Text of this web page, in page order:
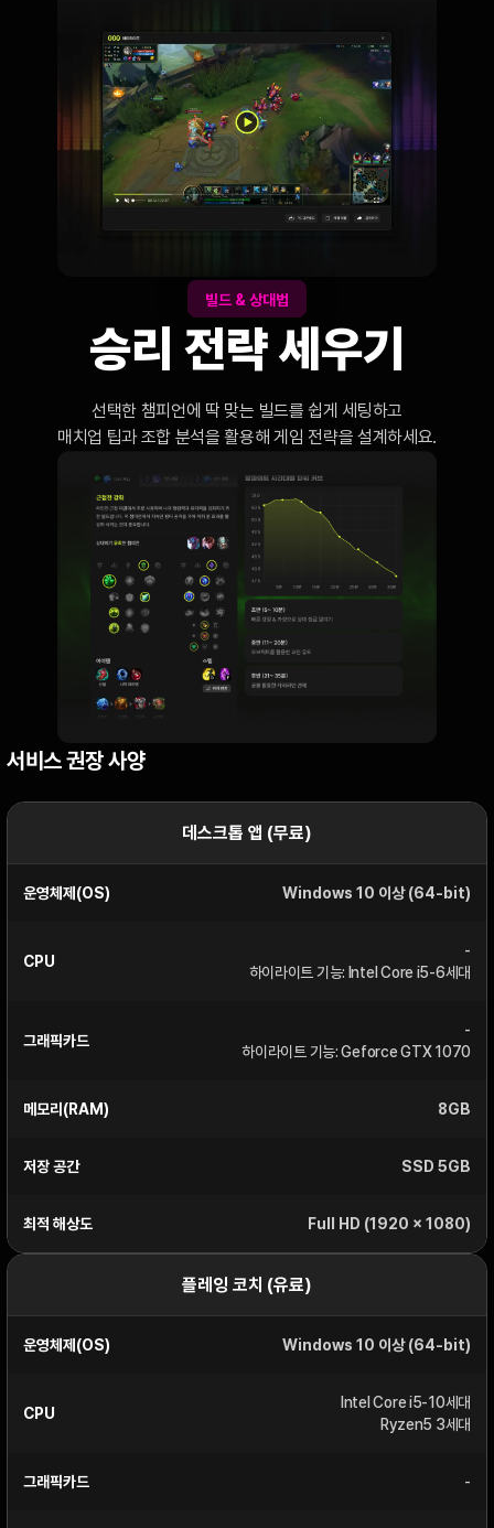
빌드 & 상대법
승리 전략 세우기
선택한 챔피언에 딱 맞는 빌드를 쉽게 세팅하고
매치업 팁과 조합 분석을 활용해 게임 전략을 설계하세요.
서비스 권장 사양
데스크톱 앱 (무료)
운영체제(OS) Windows 10 이상 (64-bit)
CPU
-
하이라이트 기능: Intel Core i5-6세대
그래픽카드
-
하이라이트 기능: Geforce GTX 1070
메모리(RAM) 8GB
저장 공간 SSD 5GB
최적 해상도 Full HD (1920 x 1080)
플레잉 코치 (유료)
운영체제(OS) Windows 10 이상 (64-bit)
CPU
Intel Core i5-10세대
Ryzen5 3세대
그래픽카드 -